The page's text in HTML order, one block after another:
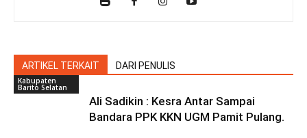
ARTIKEL TERKAIT DARI PENULIS
Kabupaten
Barito Selatan
Ali Sadikin : Kesra Antar Sampai
Bandara PPK KKN UGM Pamit Pulang.